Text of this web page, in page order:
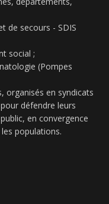
de secours - SDIS
social ;
(Pompes
organisés en syndicats
défendre leurs
en convergence
populations.